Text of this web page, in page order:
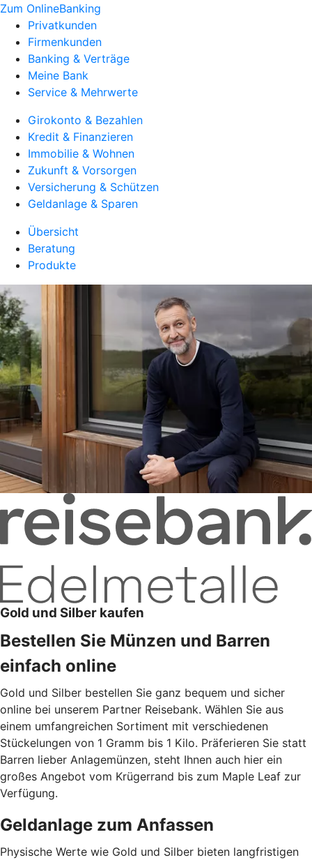
Zum OnlineBanking
Privatkunden
Firmenkunden
Banking & Verträge
Meine Bank
Service & Mehrwerte
Girokonto & Bezahlen
Kredit & Finanzieren
Immobilie & Wohnen
Zukunft & Vorsorgen
Versicherung & Schützen
Geldanlage & Sparen
Übersicht
Beratung
Produkte
Gold und Silber kaufen
Bestellen Sie Münzen und Barren
einfach online
Gold und Silber bestellen Sie ganz bequem und sicher
online bei unserem Partner Reisebank. Wählen Sie aus
einem umfangreichen Sortiment mit verschiedenen
Stückelungen von 1 Gramm bis 1 Kilo. Präferieren Sie statt
Barren lieber Anlagemünzen, steht Ihnen auch hier ein
großes Angebot vom Krügerrand bis zum Maple Leaf zur
Verfügung.
Geldanlage zum Anfassen
Physische Werte wie Gold und Silber bieten langfristigen